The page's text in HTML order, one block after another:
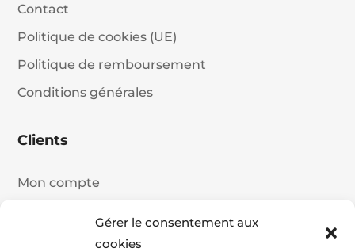
Gérer le consentement aux
cookies
Contact
Politique de cookies (UE)
Politique de remboursement
Conditions générales
Clients
Mon compte
Historique de commande